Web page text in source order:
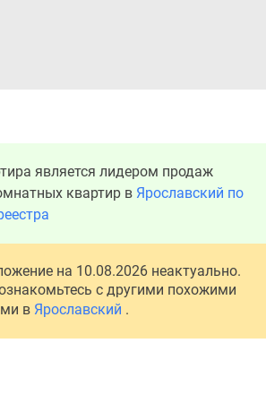
является лидером продаж
квартир в Ярославский по
на 10.08.2026 неактуально.
с другими похожими
в Ярославский .